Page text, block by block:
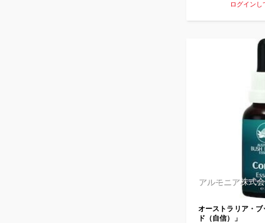
ログイン
アルモニア株式
オーストラリア・
ド（自信）」